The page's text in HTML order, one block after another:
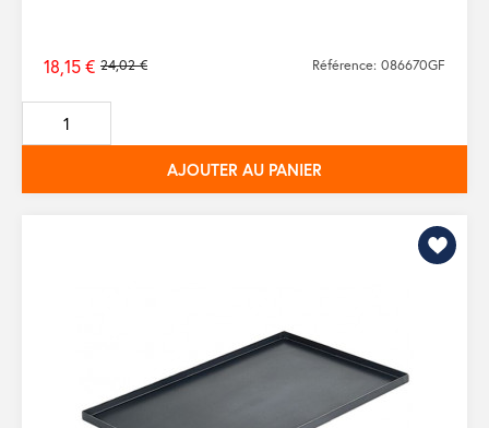
Prix
de
base
24,02 €
18,15 € Référence: 086670GF
AJOUTER AU PANIER